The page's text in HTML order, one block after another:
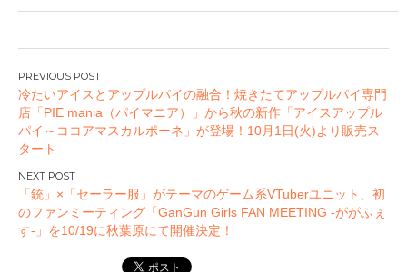
投
稿
ナ
ビ
ゲ
ー
シ
ョ
冷たいアイスとアップルパイの融合！焼きたてアップルパイ専門
店「PIE mania（パイマニア）」から秋の新作「アイスアップル
パイ～ココアマスカルポーネ」が登場！10月1日(火)より販売ス
タート
「銃」×「セーラー服」がテーマのゲーム系VTuberユニット、初
のファンミーティング「GanGun Girls FAN MEETING -ががふぇ
す-」を10/19に秋葉原にて開催決定！